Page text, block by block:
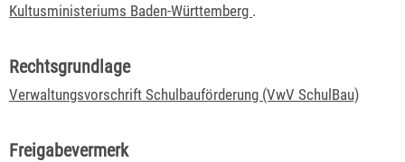
Kultusministeriums Baden-Württemberg .
Rechtsgrundlage
Verwaltungsvorschrift Schulbauförderung (VwV SchulBau)
Freigabevermerk